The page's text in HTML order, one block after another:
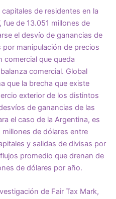
de residentes en la
de 13.051 millones de
el desvío de ganancias de
manipulación de precios
comercial que queda
comercial. Global
que la brecha que existe
exterior de los distintos
de ganancias de las
el caso de la Argentina, es
de dólares entre
y salidas de divisas por
promedio que drenan de
de dólares por año.
de Fair Tax Mark,